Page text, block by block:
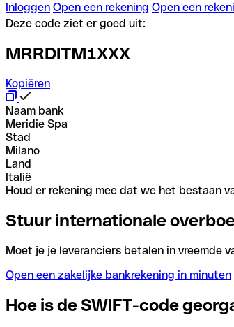
Inloggen Open een rekening Open een
Deze code ziet er goed uit:
MRRDITM1XXX
Kopiëren
Naam bank
Meridie Spa
Stad
Milano
Land
Italië
Houd er rekening mee dat we het bestaan
Stuur internationale
Moet je je leveranciers betalen in vreemde
Open een zakelijke bankrekening in minuten
Hoe is de SWIFT-code